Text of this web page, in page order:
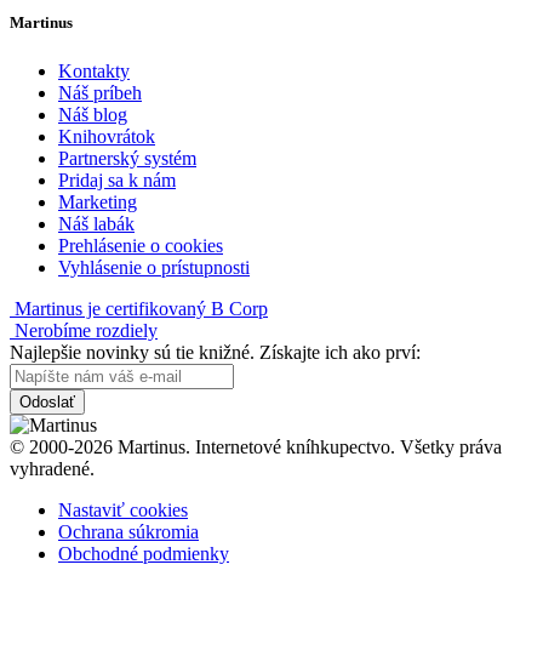
Martinus
Kontakty
Náš príbeh
Náš blog
Knihovrátok
Partnerský systém
Pridaj sa k nám
Marketing
Náš labák
Prehlásenie o cookies
Vyhlásenie o prístupnosti
Martinus je certifikovaný B Corp
Nerobíme rozdiely
Najlepšie novinky sú tie knižné. Získajte ich ako prví:
Odoslať
© 2000-2026 Martinus. Internetové kníhkupectvo. Všetky práva
vyhradené.
Nastaviť cookies
Ochrana súkromia
Obchodné podmienky